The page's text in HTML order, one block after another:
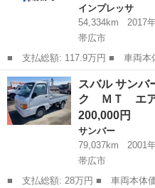
インプレッサ
54,334km
2017
帯広市
■ 支払総額: 117.9万円 ■ 車両本体価格： 1,054,000 円 ■ メーカ
ー名： スバル ■ 車種名： Ｘ
Ｌ アイサイト ４ＷＤ 純正Ｓ
Ｖｅｒ３ ...
北海道 帯広市 インプレッサ
スバル サン
ク ＭＴ エ
200,000円
サンバー
79,037km
2001
帯広市
■ 支払総額: 28万円 ■ 車両本体価格： 200,000 円 ■ メーカー